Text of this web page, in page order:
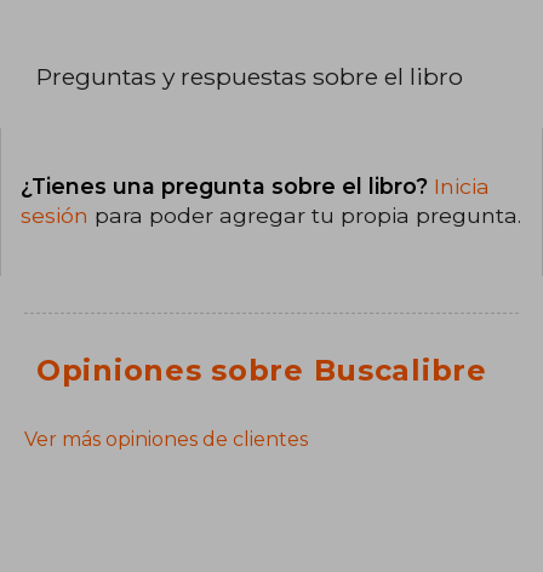
Preguntas y respuestas sobre el libro
¿Tienes una pregunta sobre el libro? Inicia
sesión para poder agregar tu propia pregunta.
Opiniones sobre Buscalibre
Ver más opiniones de clientes